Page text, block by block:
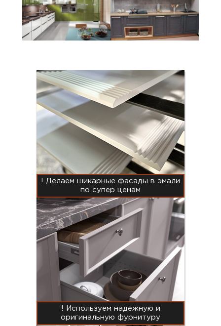
! Делаем шикарные фасады в эмали
по супер ценам
! Используем надежную и
оригинальную фурнитуру